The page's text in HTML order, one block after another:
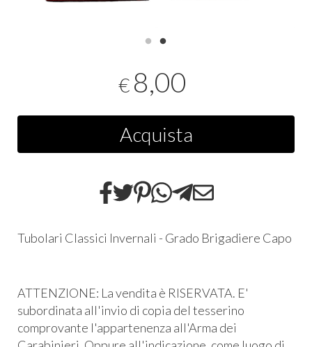
€ 8,00
Acquista
Tubolari Classici Invernali - Grado Brigadiere Capo
ATTENZIONE: La vendita è RISERVATA. E'
subordinata all'invio di copia del tesserino
comprovante l'appartenenza all'Arma dei